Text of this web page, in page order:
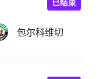
包尔科维切